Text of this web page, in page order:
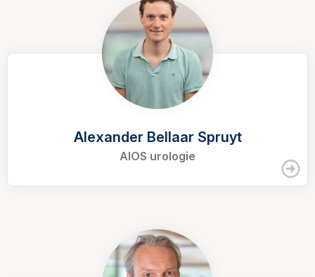
Alexander Bellaar Spruyt
AIOS urologie